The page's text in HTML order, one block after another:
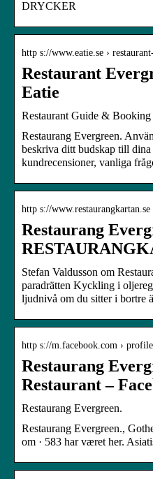
DRYCKER
http s://www.eatie.se ›
Restaurant
Eatie
Restaurant Guide & Booking
Restaurang Evergreen.
beskriva ditt budskap till
kundrecensioner, vanliga
http s://www.restaurangkartan.se
Restaurang
Stefan Valdusson om
paradrätten Kyckling i
ljudnivå om du sitter i bortre
http s://m.facebook.com › profile
Restaurang
Restaurant –
Restaurang Evergreen.
Restaurang Evergreen.,
om · 583 har været her.